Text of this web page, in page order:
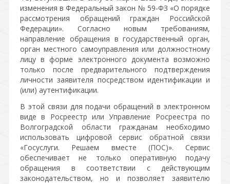
изменения в Федеральный закон № 59-ФЗ «О порядке
рассмотрения обращений граждан Российской
Федерации». Согласно новым требованиям,
направление обращения в государственный орган,
орган местного самоуправления или должностному
лицу в форме электронного документа возможно
только после предварительного подтверждения
личности заявителя посредством идентификации и
(или) аутентификации.
В этой связи для подачи обращений в электронном
виде в Росреестр или Управление Росреестра по
Волгоградской области гражданам необходимо
использовать цифровой сервис обратной связи
«Госуслуги. Решаем вместе (ПОС)». Сервис
обеспечивает не только оперативную подачу
обращения в соответствии с действующим
законодательством, но и позволяет заявителю